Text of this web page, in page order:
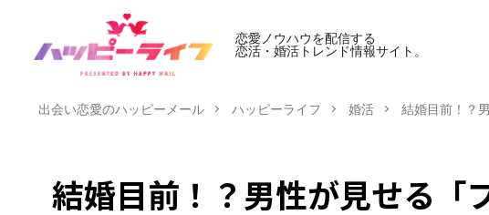
恋愛ノウハウを配信する
恋活・婚活トレンド情報サイト。
出会い恋愛のハッピーメール ハッピーライフ 婚活 結婚目前！？
結婚目前！？男性が見せる「